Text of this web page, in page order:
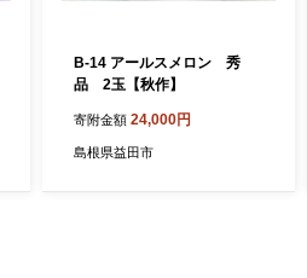
B-14 アールスメロン 秀
品 2玉【秋作】
寄附金額 24,000円
島根県益田市